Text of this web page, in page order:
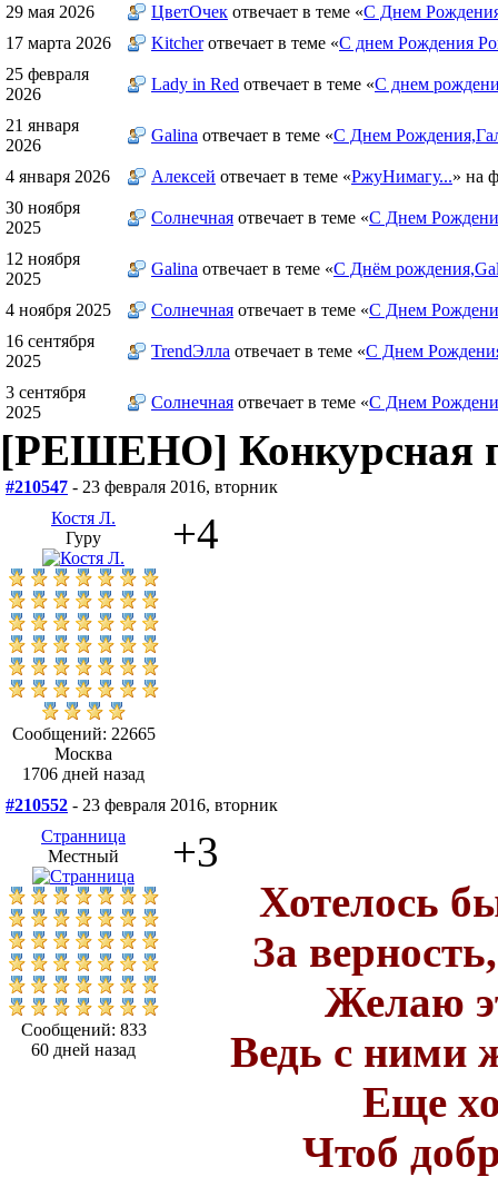
29 мая 2026 ЦветOчек отвечает в теме «С Днем
17 марта 2026
Kitcherотвечает в теме «С днем Рождения
25 февраля
2026
Lady in Red отвечает в теме «С днем
21 января
2026
Galina отвечает в теме «С Днем
4 января 2026 Алексей отвечает в теме «РжуНимагу...» на
30 ноября
2025
Солнечная отвечает в теме «С Днем
12 ноября
2025
Galina отвечает в теме «С Днём
4 ноября 2025 Солнечная отвечает в теме «С Днем
16 сентября
2025
TrendЭлла отвечает в теме «С Днем
3 сентября
2025
Солнечная отвечает в теме «С Днем
[РЕШЕНО] Конкурсная
#210547 - 23 февраля 2016, вторник
Костя Л.
Гуру
Сообщений: 22665
Москва
1706 дней назад
+4
#210552 - 23 февраля 2016, вторник
Странница
Местный
Сообщений: 833
60 дней назад
+3
Хотелось
За
Желаю
Ведь с ними
Еще
Чтоб